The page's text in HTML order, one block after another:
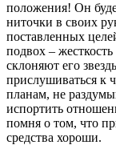
положения! Он
ниточки в своих
поставленных
подвох –
склоняют его
прислушиваться к
планам, не
испортить
помня о том, что
средства хороши.